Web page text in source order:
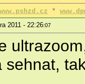
www.pshzd.cz *
2011 - 22:26:07
sehnat,